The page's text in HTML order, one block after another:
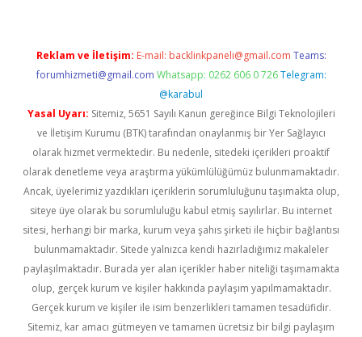
Reklam ve İletişim: E-mail: backlinkpaneli@gmail.com Teams:
forumhizmeti@gmail.com Whatsapp: 0262 606 0 726 Telegram:
@karabul
Yasal Uyarı: Sitemiz, 5651 Sayılı Kanun gereğince Bilgi Teknolojileri
ve İletişim Kurumu (BTK) tarafından onaylanmış bir Yer Sağlayıcı
olarak hizmet vermektedir. Bu nedenle, sitedeki içerikleri proaktif
olarak denetleme veya araştırma yükümlülüğümüz bulunmamaktadır.
Ancak, üyelerimiz yazdıkları içeriklerin sorumluluğunu taşımakta olup,
siteye üye olarak bu sorumluluğu kabul etmiş sayılırlar. Bu internet
sitesi, herhangi bir marka, kurum veya şahıs şirketi ile hiçbir bağlantısı
bulunmamaktadır. Sitede yalnızca kendi hazırladığımız makaleler
paylaşılmaktadır. Burada yer alan içerikler haber niteliği taşımamakta
olup, gerçek kurum ve kişiler hakkında paylaşım yapılmamaktadır.
Gerçek kurum ve kişiler ile isim benzerlikleri tamamen tesadüfidir.
Sitemiz, kar amacı gütmeyen ve tamamen ücretsiz bir bilgi paylaşım